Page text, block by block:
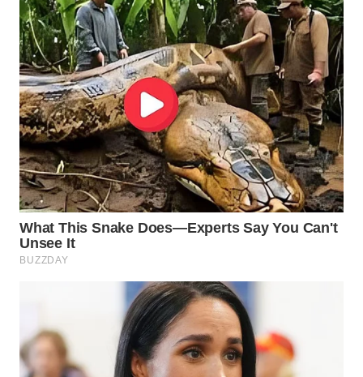
WN
SUMEDANG
WN
CIANJUR
WN
KEPULAUAN
SERIBU
WN
TANGERANG
WN
CIREBON